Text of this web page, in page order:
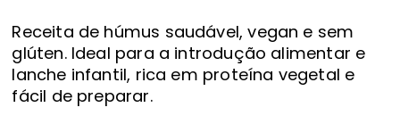
Contactos
Receita de húmus saudável, vegan e sem
glúten. Ideal para a introdução alimentar e
lanche infantil, rica em proteína vegetal e
fácil de preparar.